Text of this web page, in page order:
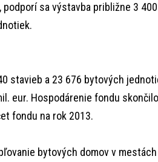
sa výstavba približne 3 400
stavieb a 23 676 bytových
eur. Hospodárenie fondu
fondu na rok 2013.
bytových domov v